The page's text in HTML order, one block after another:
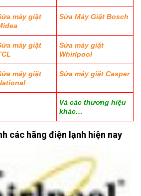
máy giặt
Sửa Máy Giặt Bosch
máy giặt
Sửa máy giặt
Whirlpool
máy giặt
Sửa máy giặt Casper
Và các thương hiệu
khác…
các hãng điện lạnh hiện nay